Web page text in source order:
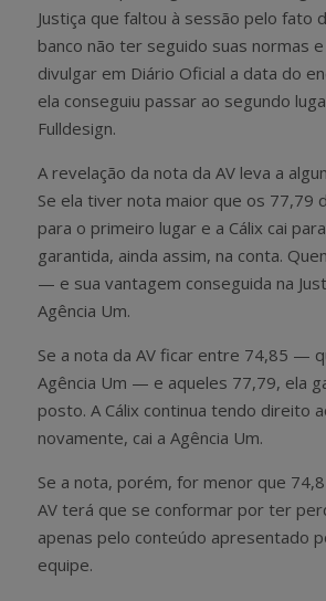
Justiça que faltou à sessão pelo fato
banco não ter seguido suas normas
divulgar em Diário Oficial a data do
ela conseguiu passar ao segundo
Fulldesign.
A revelação da nota da AV leva a
Se ela tiver nota maior que os 77,79
para o primeiro lugar e a Cálix cai
garantida, ainda assim, na conta.
— e sua vantagem conseguida na
Agência Um.
Se a nota da AV ficar entre 74,85 —
Agência Um — e aqueles 77,79, ela
posto. A Cálix continua tendo direito
novamente, cai a Agência Um.
Se a nota, porém, for menor que
AV terá que se conformar por ter
apenas pelo conteúdo apresentado
equipe.